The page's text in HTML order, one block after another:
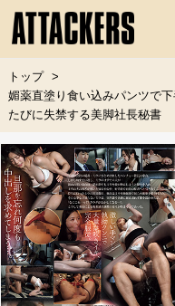
トップ
媚薬直塗り食い込みパンツで
たびに失禁する美脚社長秘書